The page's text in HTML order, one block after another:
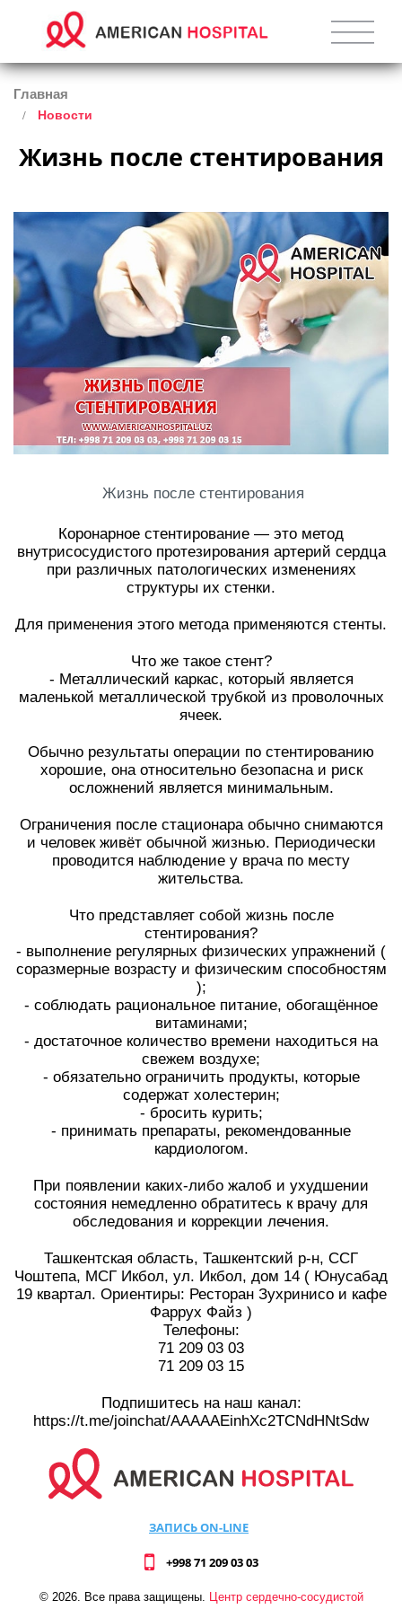
Главная
Новости
Жизнь после стентирования
Жизнь после стентирования
Коронарное стентирование — это метод
внутрисосудистого протезирования артерий сердца
при различных патологических изменениях
структуры их стенки.
Для применения этого метода применяются стенты.
Что же такое стент?
- Металлический каркас, который является
маленькой металлической трубкой из проволочных
ячеек.
Обычно результаты операции по стентированию
хорошие, она относительно безопасна и риск
осложнений является минимальным.
Ограничения после стационара обычно снимаются
и человек живёт обычной жизнью. Периодически
проводится наблюдение у врача по месту
жительства.
Что представляет собой жизнь после
стентирования?
- выполнение регулярных физических упражнений (
соразмерные возрасту и физическим способностям
);
- соблюдать рациональное питание, обогащённое
витаминами;
- достаточное количество времени находиться на
свежем воздухе;
- обязательно ограничить продукты, которые
содержат холестерин;
- бросить курить;
- принимать препараты, рекомендованные
кардиологом.
При появлении каких-либо жалоб и ухудшении
состояния немедленно обратитесь к врачу для
обследования и коррекции лечения.
Ташкентская область, Ташкентский р-н, ССГ
Чоштепа, МСГ Икбол, ул. Икбол, дом 14 ( Юнусабад
19 квартал. Ориентиры: Ресторан Зухринисо и кафе
Фаррух Файз )
Телефоны:
71 209 03 03
71 209 03 15
Подпишитесь на наш канал:
https://t.me/joinchat/AAAAAEinhXc2TCNdHNtSdw
ЗАПИСЬ ON-LINE
+998 71 209 03 03
© 2026. Все права защищены. Центр сердечно-сосудистой